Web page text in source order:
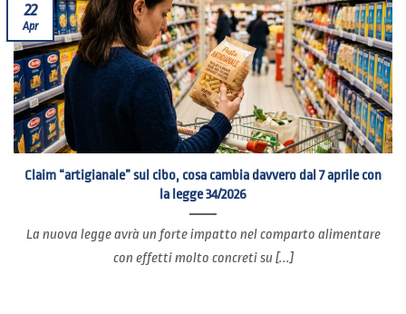
Claim “artigianale” sul cibo, cosa cambia davvero dal 7 aprile con
la legge 34/2026
La nuova legge avrà un forte impatto nel comparto alimentare
con effetti molto concreti su [...]
22
Apr